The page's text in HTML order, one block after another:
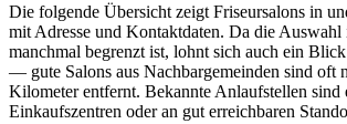
Die folgende Übersicht zeigt Friseursalons in
mit Adresse und Kontaktdaten. Da die Auswahl
manchmal begrenzt ist, lohnt sich auch ein
— gute Salons aus Nachbargemeinden sind oft
Kilometer entfernt. Bekannte Anlaufstellen sind
Einkaufszentren oder an gut erreichbaren